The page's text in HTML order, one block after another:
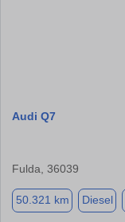
Audi Q7
Fulda, 36039
50.321 km Diesel